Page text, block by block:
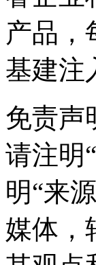
产品，
基建注
免责声
请注明
明“来
媒体，